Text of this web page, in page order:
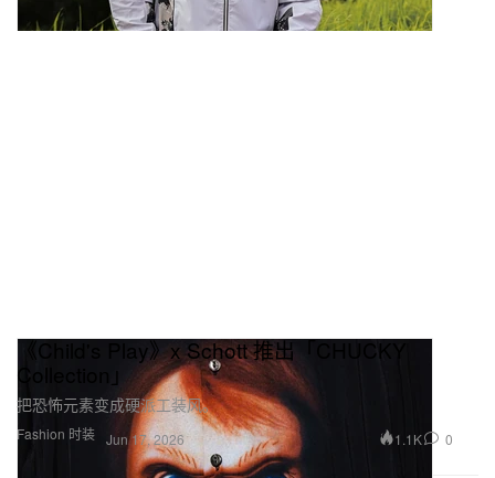
Fashion 时装
《Child's Play》x Schott 推出「CHUCKY
Collection」
把恐怖元素变成硬派工装风。
Jun 17, 2026 1.1K 0